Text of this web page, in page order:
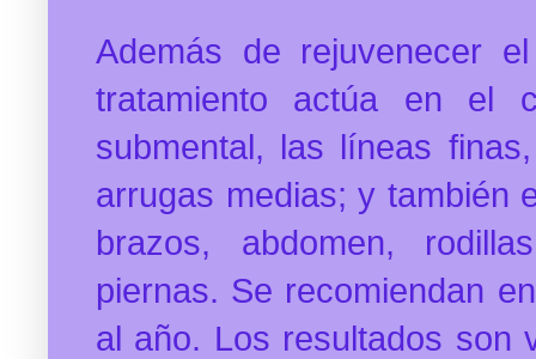
Además de rejuvenecer
tratamiento actúa en el
submental, las líneas
arrugas medias; y también
brazos, abdomen,
piernas. Se recomiendan
al año. Los resultados son